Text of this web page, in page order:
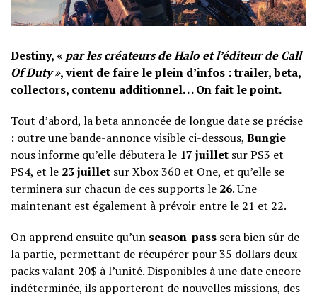
Destiny, « par les créateurs de Halo et l’éditeur de Call
Of Duty », vient de faire le plein d’infos : trailer, beta,
collectors, contenu additionnel. . . On fait le point.
Tout d’abord, la beta annoncée de longue date se précise
: outre une bande-annonce visible ci-dessous, Bungie
nous informe qu’elle débutera le 17 juillet sur PS3 et
PS4, et le 23 juillet sur Xbox 360 et One, et qu’elle se
terminera sur chacun de ces supports le 26. Une
maintenant est également à prévoir entre le 21 et 22.
On apprend ensuite qu’un season-pass sera bien sûr de
la partie, permettant de récupérer pour 35 dollars deux
packs valant 20$ à l’unité. Disponibles à une date encore
indéterminée, ils apporteront de nouvelles missions, des